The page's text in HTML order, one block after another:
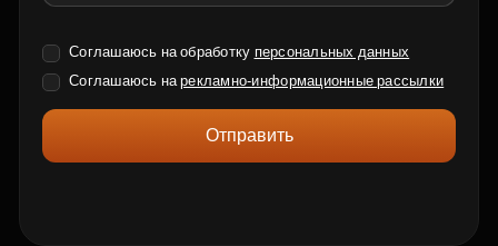
Соглашаюсь на обработку персональных данных
Соглашаюсь нарекламно-информационные рассылки
Отправить